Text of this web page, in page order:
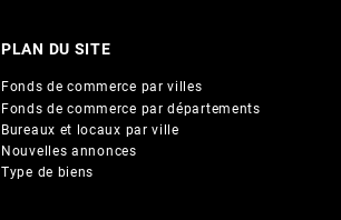
PLAN DU SITE
Fonds de commerce par villes
Fonds de commerce par départements
Bureaux et locaux par ville
Nouvelles annonces
Type de biens